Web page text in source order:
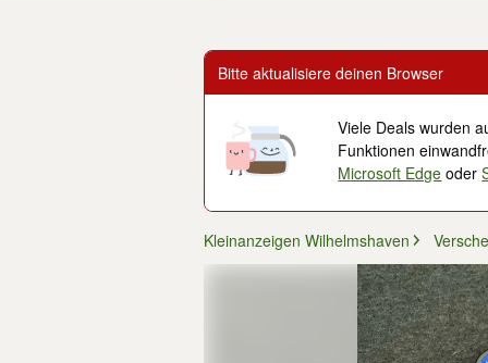
Bitte aktualisiere deinen Browser
Viele Deals wurden
Funktionen
Microsoft Edge oder
Kleinanzeigen Wilhelmshaven